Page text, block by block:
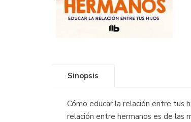
Sinopsis
Cómo educar la relación entre tus
relación entre hermanos es de las